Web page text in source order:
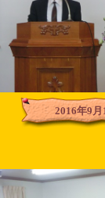
2016年9月